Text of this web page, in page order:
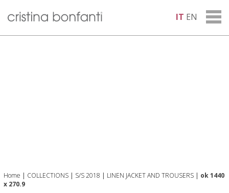
IT EN
Home | COLLECTIONS | S/S 2018 | LINEN JACKET AND TROUSERS | ok 1440
x 270.9